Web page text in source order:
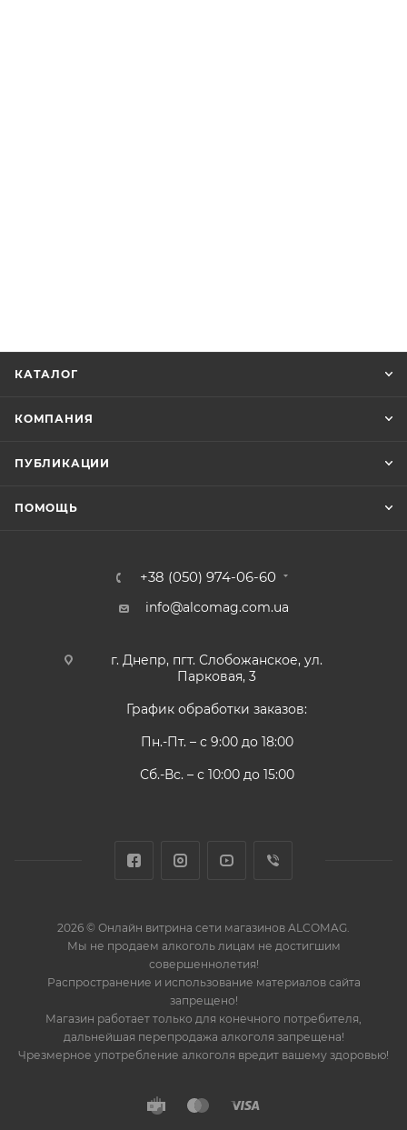
КАТАЛОГ
КОМПАНИЯ
ПУБЛИКАЦИИ
ПОМОЩЬ
+38 (050) 974-06-60
info@alcomag.com.ua
г. Днепр, пгт. Слобожанское, ул.
Парковая, 3
График обработки заказов:
Пн.-Пт. – с 9:00 до 18:00
Сб.-Вс. – с 10:00 до 15:00
2026 © Онлайн витрина сети магазинов ALCOMAG.
Мы не продаем алкоголь лицам не достигшим
совершеннолетия!
Распространение и использование материалов сайта
запрещено!
Магазин работает только для конечного потребителя,
дальнейшая перепродажа алкоголя запрещена!
Чрезмерное употребление алкоголя вредит вашему здоровью!